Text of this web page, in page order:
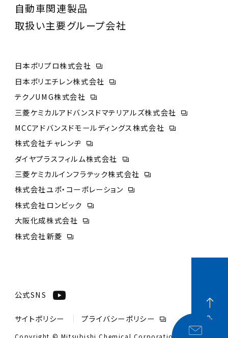
自動車関連製品
取扱い主要グループ会社
日本ポリプロ株式会社
MCCアドバンスドモールディングス株式会社
三菱ケミカルアドバンスドマテリアルズ株式会社
株式会社チャレンヂ
ダイヤプラスフィルム株式会社
三菱ケミカルインフラテック株式会社
株式会社ユポ・コーポレーション
株式会社ロンビック
大阪化成株式会社
株式会社新菱
テクノUMG株式会社
日本ポリエチレン株式会社
サイトポリシー プライバシーポリシー
公式SNS